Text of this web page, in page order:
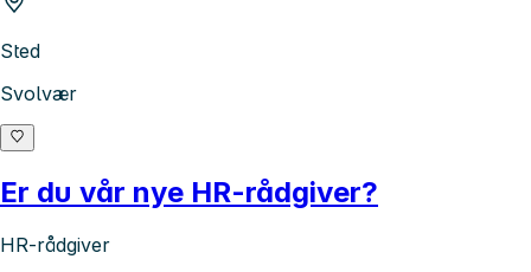
Sted
Svolvær
Er du vår nye HR-rådgiver?
HR-rådgiver